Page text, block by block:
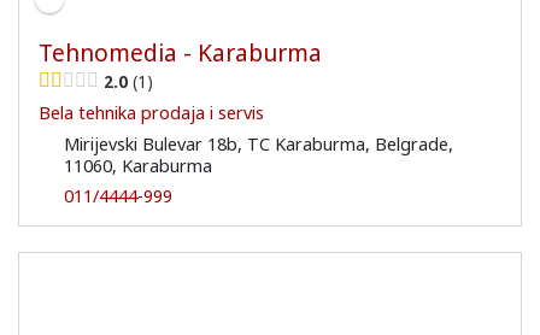
Tehnomedia - Karaburma
2.0 1
Bela tehnika prodaja i servis
Mirijevski Bulevar 18b, TC Karaburma, Belgrade,
11060, Karaburma
011/4444-999